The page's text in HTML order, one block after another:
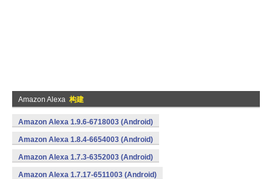
Amazon Alexa 构建
Amazon Alexa 1.9.6-6718003 (Android)
Amazon Alexa 1.8.4-6654003 (Android)
Amazon Alexa 1.7.3-6352003 (Android)
Amazon Alexa 1.7.17-6511003 (Android)